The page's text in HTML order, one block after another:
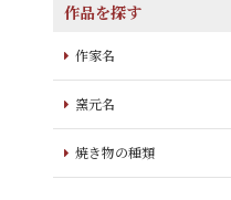
作品を探す
作家名
窯元名
焼き物の種類